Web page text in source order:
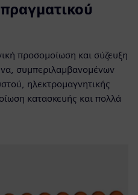
προσομοίωση και σύζευξη
συμπεριλαμβανομένων
ηλεκτρομαγνητικής
κατασκευής και πολλά